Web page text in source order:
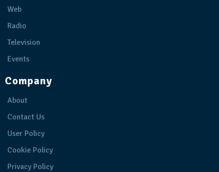
Web
Radio
Television
Events
Company
About
Contact Us
User Policy
Cookie Policy
Privacy Policy